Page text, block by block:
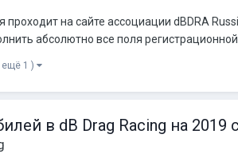
на сайте ассоциации dBDRA
абсолютно все поля
ещё 1 )
в dB Drag Racing на